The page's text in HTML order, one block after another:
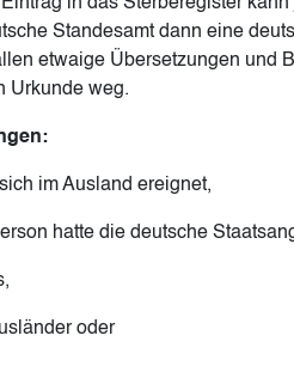
Standesamt dann eine
etwaige Übersetzungen und
Urkunde weg.
im Ausland ereignet,
hatte die deutsche
oder